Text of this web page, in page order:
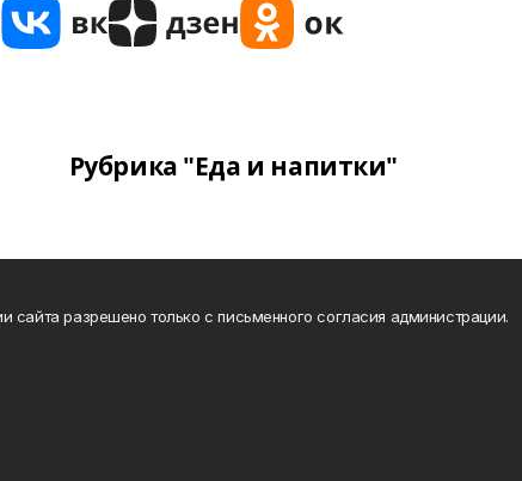
Рубрика "Еда и напитки"
разрешено только с письменного согласия администрации.